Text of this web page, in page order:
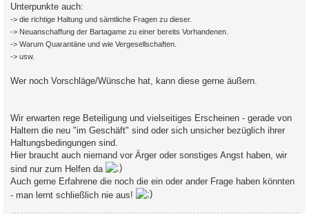
Unterpunkte auch:
-> die richtige Haltung und sämtliche Fragen zu dieser.
-> Neuanschaffung der Bartagame zu einer bereits Vorhandenen.
-> Warum Quarantäne und wie Vergesellschaften.
-> usw.
Wer noch Vorschläge/Wünsche hat, kann diese gerne äußern.
Wir erwarten rege Beteiligung und vielseitiges Erscheinen - gerade von
Haltern die neu "im Geschäft" sind oder sich unsicher bezüglich ihrer
Haltungsbedingungen sind.
Hier braucht auch niemand vor Ärger oder sonstiges Angst haben, wir
sind nur zum Helfen da
Auch gerne Erfahrene die noch die ein oder ander Frage haben könnten
- man lernt schließlich nie aus!